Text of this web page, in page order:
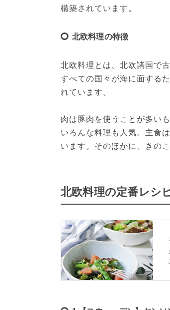
構築されています。
北欧料理の特徴
北欧料理とは、北欧諸国で
すべての国々が海に面する
れています。
肉は豚肉を使うことが多い
いろんな料理も人気。主食
います。そのほかに、きの
北欧料理の定番レシ